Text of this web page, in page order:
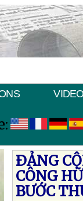
ÐẢNG
CÔNG
BƯỚC